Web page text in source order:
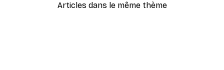
Articles dans le même thème